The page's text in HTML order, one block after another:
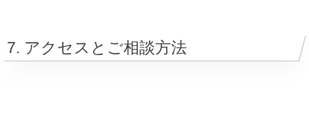
7. アクセスとご相談方法